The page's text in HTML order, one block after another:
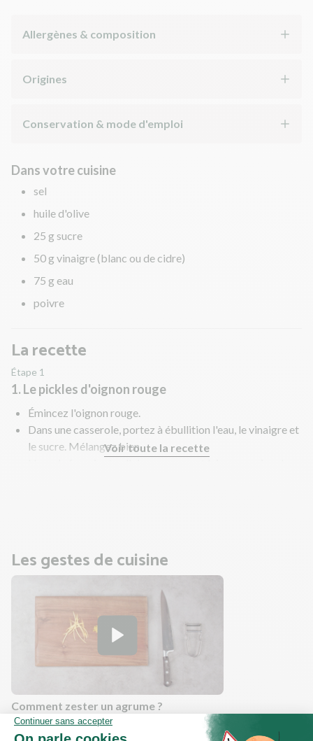
Allergènes & composition
Origines
Conservation & mode d'emploi
Dans votre cuisine
sel
huile d'olive
25 g sucre
50 g vinaigre (blanc ou de cidre)
75 g eau
poivre
La recette
Étape 1
1. Le pickles d'oignon rouge
Émincez l'oignon rouge.
Dans une casserole, portez à ébullition l'eau, le vinaigre et
le sucre. Mélangez bien.Voir toute la recette
Les gestes de cuisine
Comment zester un agrume ?